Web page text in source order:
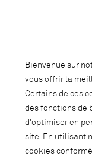
Bienvenue sur
vous offrir la
Certains de ces
des fonctions de
d'optimiser en
site. En utilisant
cookies